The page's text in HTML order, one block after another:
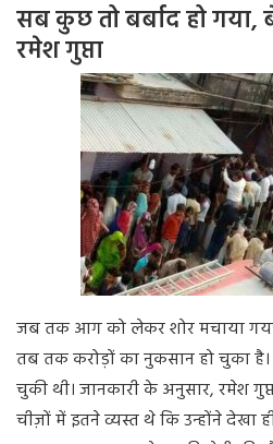
सब कुछ तो बर्बाद हो गया,
रमेश गुप्ता
जबतकआगकोलेकरशोरमचाया
तबतककरोड़ोंकानुकसानहोचुकाहै।
चुकीथी।जानकारीकेअनुसार,रमेश
चीज़ोंमेंइतनेव्यस्तथेकिउन्होंनेदेखा